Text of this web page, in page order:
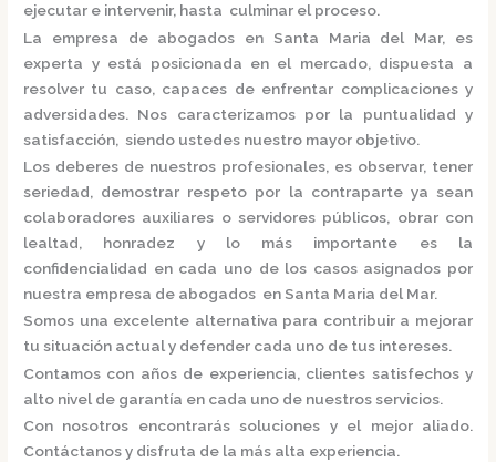
ejecutar e intervenir, hasta culminar el proceso.
La empresa de abogados en Santa Maria del Mar, es
experta y está posicionada en el mercado, dispuesta a
resolver tu caso, capaces de enfrentar complicaciones y
adversidades. Nos caracterizamos por la puntualidad y
satisfacción, siendo ustedes nuestro mayor objetivo.
Los deberes de nuestros profesionales, es observar, tener
seriedad, demostrar respeto por la contraparte ya sean
colaboradores auxiliares o servidores públicos, obrar con
lealtad, honradez y lo más importante es la
confidencialidad en cada uno de los casos asignados por
nuestra empresa de abogados en Santa Maria del Mar.
Somos una excelente alternativa para contribuir a mejorar
tu situación actual y defender cada uno de tus intereses.
Contamos con años de experiencia, clientes satisfechos y
alto nivel de garantía en cada uno de nuestros servicios.
Con nosotros encontrarás soluciones y el mejor aliado.
Contáctanos y disfruta de la más alta experiencia.